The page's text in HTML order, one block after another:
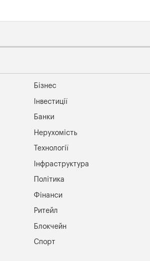
Бізнес
Інвестиції
Банки
Нерухомість
Технології
Інфраструктура
Політика
Фінанси
Ритейл
Блокчейн
Спорт